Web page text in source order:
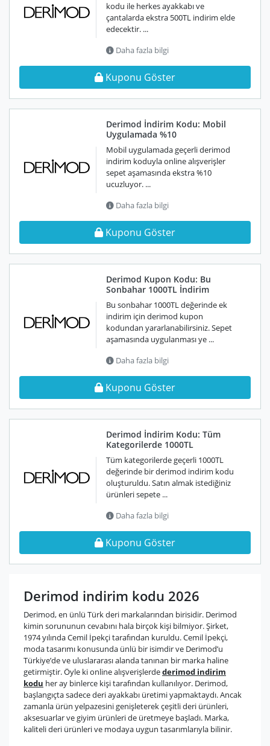
kodu ile herkes ayakkabı ve
çantalarda ekstra 500TL indirim elde
edecektir. ...
Daha fazla bilgi
Kuponu Göster
Derimod İndirim Kodu: Mobil
Uygulamada %10
Mobil uygulamada geçerli derimod
indirim koduyla online alışverişler
sepet aşamasında ekstra %10
ucuzluyor. ...
Daha fazla bilgi
Kuponu Göster
Derimod Kupon Kodu: Bu
Sonbahar 1000TL İndirim
Bu sonbahar 1000TL değerinde ek
indirim için derimod kupon
kodundan yararlanabilirsiniz. Sepet
aşamasında uygulanması ye ...
Daha fazla bilgi
Kuponu Göster
Derimod İndirim Kodu: Tüm
Kategorilerde 1000TL
Tüm kategorilerde geçerli 1000TL
değerinde bir derimod indirim kodu
oluşturuldu. Satın almak istediğiniz
ürünleri sepete ...
Daha fazla bilgi
Kuponu Göster
Derimod indirim kodu 2026
Derimod, en ünlü Türk deri markalarından birisidir. Derimod
kimin sorununun cevabını hala birçok kişi bilmiyor. Şirket,
1974 yılında Cemil İpekçi tarafından kuruldu. Cemil İpekçi,
moda tasarımı konusunda ünlü bir isimdir ve Derimod’u
Türkiye’de ve uluslararası alanda tanınan bir marka haline
getirmiştir. Öyle ki online alışverişlerdederimod indirim
kodu her ay binlerce kişi tarafından kullanılıyor. Derimod,
başlangıçta sadece deri ayakkabı üretimi yapmaktaydı. Ancak
zamanla ürün yelpazesini genişleterek çeşitli deri ürünleri,
aksesuarlar ve giyim ürünleri de üretmeye başladı. Marka,
kaliteli deri ürünleri ve modaya uygun tasarımlarıyla bilinir.